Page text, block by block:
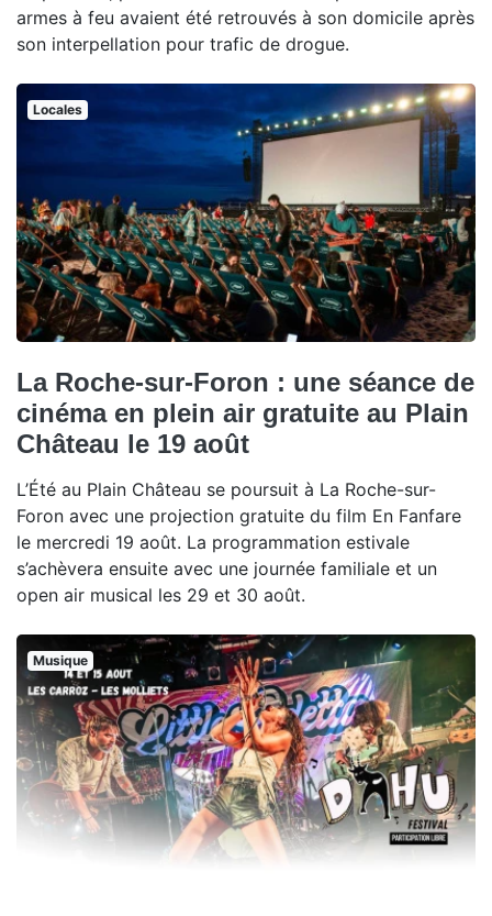
armes à feu avaient été retrouvés à son domicile après
son interpellation pour trafic de drogue.
Locales
La Roche-sur-Foron : une séance de
cinéma en plein air gratuite au Plain
Château le 19 août
L’Été au Plain Château se poursuit à La Roche-sur-
Foron avec une projection gratuite du film En Fanfare
le mercredi 19 août. La programmation estivale
s’achèvera ensuite avec une journée familiale et un
open air musical les 29 et 30 août.
Musique